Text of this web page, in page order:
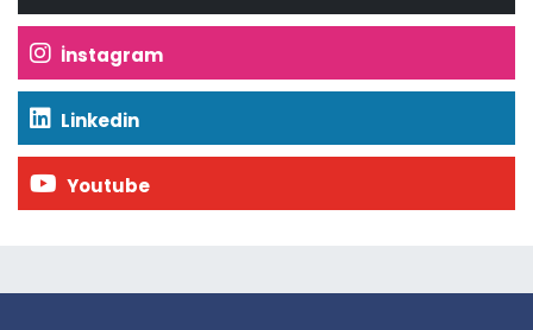
İnstagram
Linkedin
Youtube